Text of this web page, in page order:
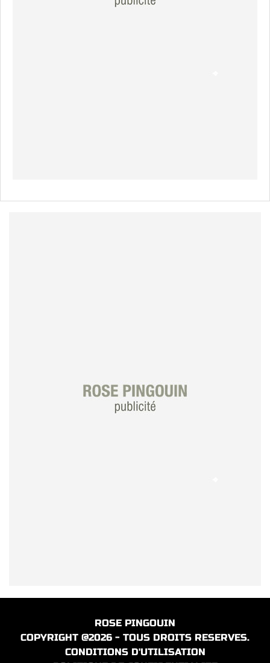
ROSE PINGOUIN
COPYRIGHT @2026 - TOUS DROITS RESERVES.
CONDITIONS D'UTILISATION